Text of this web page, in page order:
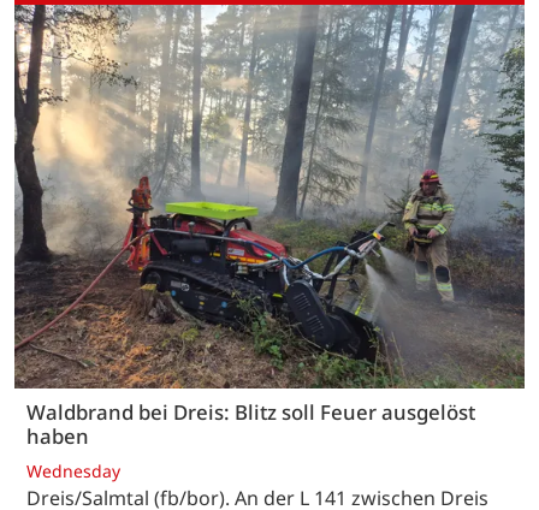
Waldbrand bei Dreis: Blitz soll Feuer ausgelöst
haben
Wednesday
Dreis/Salmtal (fb/bor). An der L 141 zwischen Dreis